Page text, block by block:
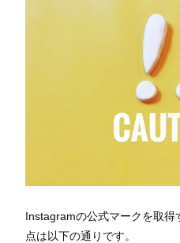
Instagramの公式マークを取
点は以下の通りです。